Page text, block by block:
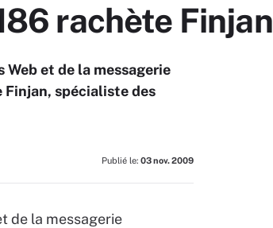
rachète Finjan
et de la messagerie
spécialiste des
Publié le: 03 nov. 2009
de la messagerie